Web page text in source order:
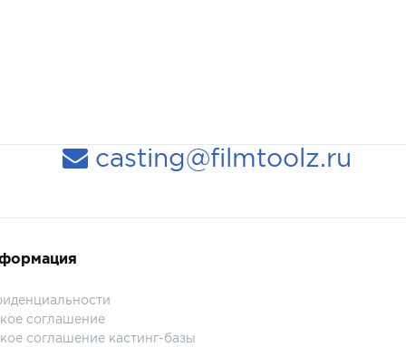
casting@filmtoolz.ru
соглашение
соглашение кастинг-базы